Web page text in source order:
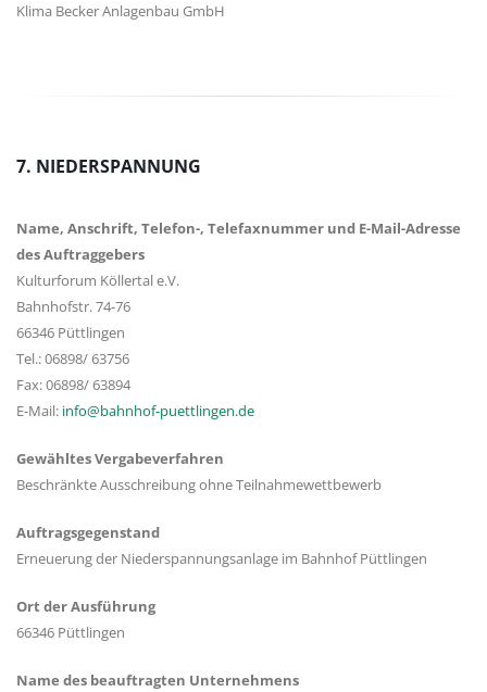
Klima Becker Anlagenbau GmbH
7. NIEDERSPANNUNG
Name, Anschrift, Telefon-, Telefaxnummer und E-Mail-Adresse
des Auftraggebers
Kulturforum Köllertal e.V.
Bahnhofstr. 74-76
66346 Püttlingen
Tel.: 06898/ 63756
Fax: 06898/ 63894
E-Mail: info@bahnhof-puettlingen.de
Gewähltes Vergabeverfahren
Beschränkte Ausschreibung ohne Teilnahmewettbewerb
Auftragsgegenstand
Erneuerung der Niederspannungsanlage im Bahnhof Püttlingen
Ort der Ausführung
66346 Püttlingen
Name des beauftragten Unternehmens